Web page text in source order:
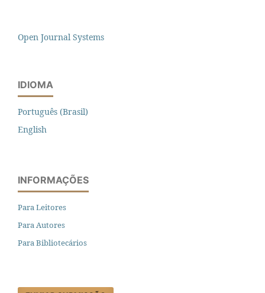
Open Journal Systems
IDIOMA
Português (Brasil)
English
INFORMAÇÕES
Para Leitores
Para Autores
Para Bibliotecários